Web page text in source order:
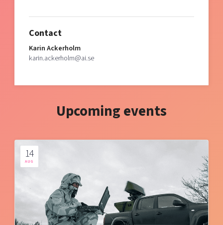
Contact
Karin Ackerholm
karin.ackerholm@ai.se
Upcoming events
14
AUG